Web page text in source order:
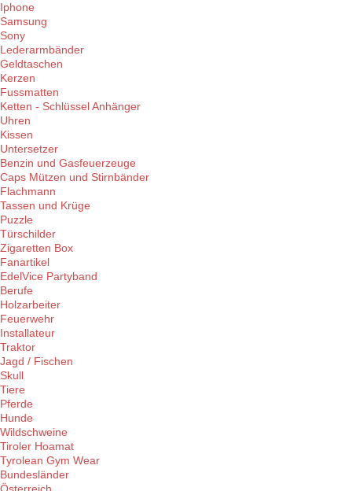
Iphone
Samsung
Sony
Lederarmbänder
Geldtaschen
Kerzen
Fussmatten
Ketten - Schlüssel Anhänger
Uhren
Kissen
Untersetzer
Benzin und Gasfeuerzeuge
Caps Mützen und Stirnbänder
Flachmann
Tassen und Krüge
Puzzle
Türschilder
Zigaretten Box
Fanartikel
EdelVice Partyband
Berufe
Holzarbeiter
Feuerwehr
Installateur
Traktor
Jagd / Fischen
Skull
Tiere
Pferde
Hunde
Wildschweine
Tiroler Hoamat
Tyrolean Gym Wear
Bundesländer